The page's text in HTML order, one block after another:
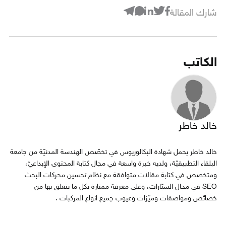
شارك المقالة
الكاتب
خالد خاطر
خالد خاطر يحمل شهادة البكالوريوس في تخصّص الهندسة المدنيّة من جامعة
البلقاء التطبيقيّة، ولديه خبرة واسعة في مجال كتابة المحتوى الإبداعيّ،
ومتخصص في كتابة مقالات متوافقة مع نظام تحسين محركات البحث
SEO في مجال السيّارات، وعلى معرفة ممتازة بكل ما يتعلق بها من
خصائص ومواصفات وميّزات وعيوب جميع انواع المركبات .